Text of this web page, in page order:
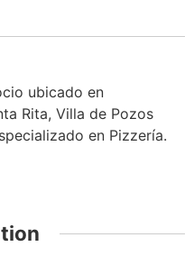
ubicado en
Rita, Villa de Pozos
en Pizzería.